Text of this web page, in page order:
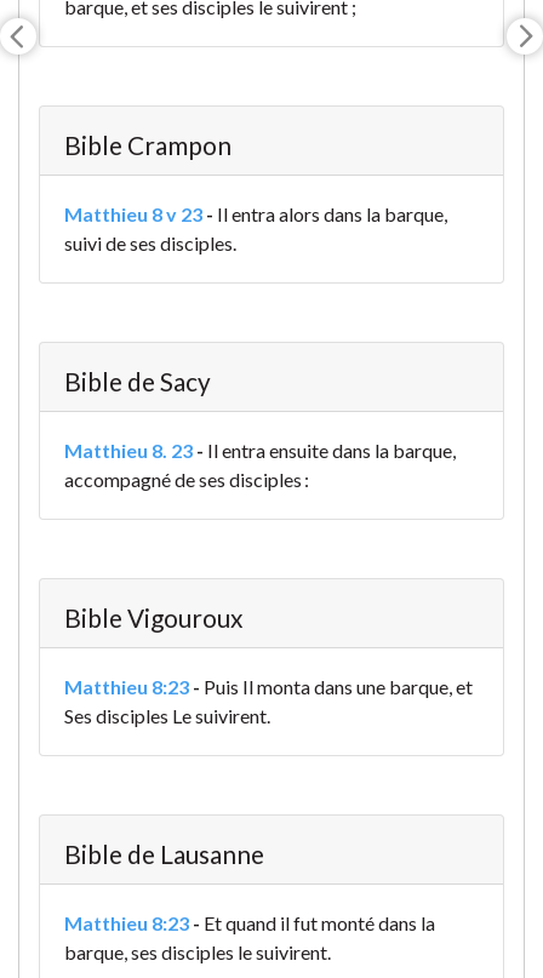
barque, et ses disciples le suivirent ;
Bible Crampon
Matthieu 8 v 23 - Il entra alors dans la barque,
suivi de ses disciples.
Bible de Sacy
Matthieu 8. 23 - Il entra ensuite dans la barque,
accompagné de ses disciples :
Bible Vigouroux
Matthieu 8:23 - Puis Il monta dans une barque, et
Ses disciples Le suivirent.
Bible de Lausanne
Matthieu 8:23 - Et quand il fut monté dans la
barque, ses disciples le suivirent.